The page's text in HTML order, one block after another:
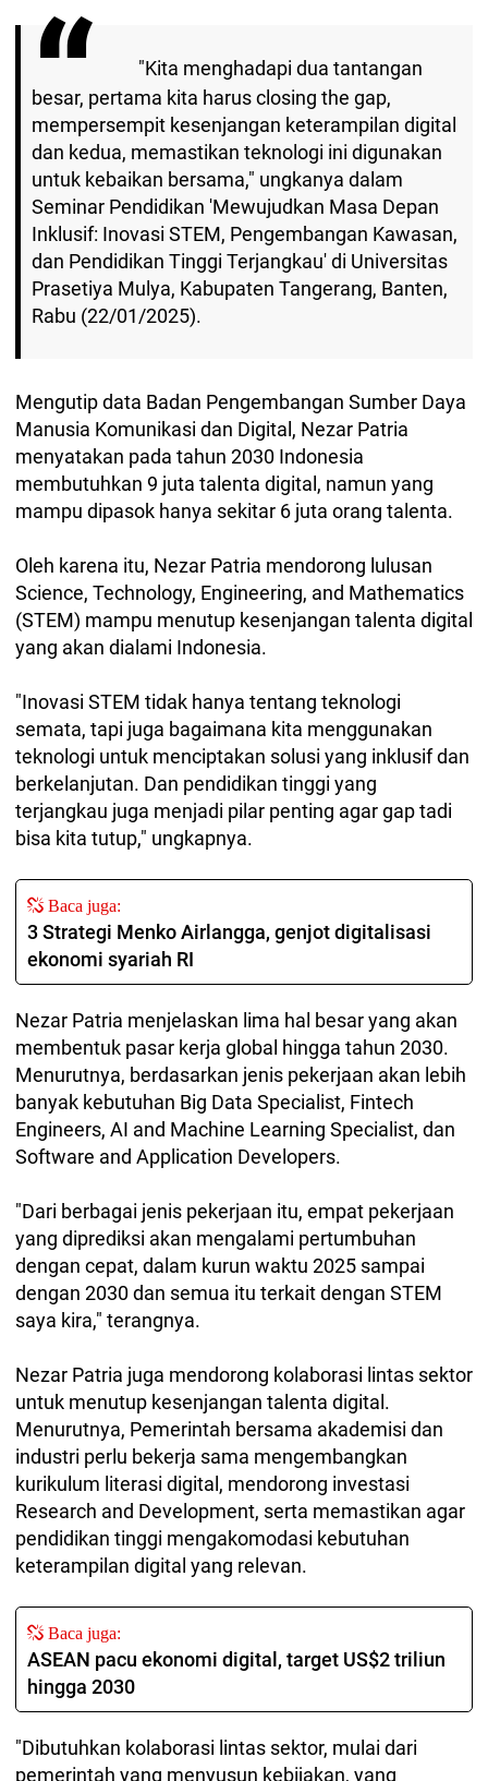
"Kita menghadapi dua tantangan
besar, pertama kita harus closing the gap,
mempersempit kesenjangan keterampilan digital
dan kedua, memastikan teknologi ini digunakan
untuk kebaikan bersama," ungkanya dalam
Seminar Pendidikan 'Mewujudkan Masa Depan
Inklusif: Inovasi STEM, Pengembangan Kawasan,
dan Pendidikan Tinggi Terjangkau' di Universitas
Prasetiya Mulya, Kabupaten Tangerang, Banten,
Rabu (22/01/2025).
Mengutip data Badan Pengembangan Sumber Daya
Manusia Komunikasi dan Digital, Nezar Patria
menyatakan pada tahun 2030 Indonesia
membutuhkan 9 juta talenta digital, namun yang
mampu dipasok hanya sekitar 6 juta orang talenta.
Oleh karena itu, Nezar Patria mendorong lulusan
Science, Technology, Engineering, and Mathematics
(STEM) mampu menutup kesenjangan talenta digital
yang akan dialami Indonesia.
"Inovasi STEM tidak hanya tentang teknologi
semata, tapi juga bagaimana kita menggunakan
teknologi untuk menciptakan solusi yang inklusif dan
berkelanjutan. Dan pendidikan tinggi yang
terjangkau juga menjadi pilar penting agar gap tadi
bisa kita tutup," ungkapnya.
Baca juga:
3 Strategi Menko Airlangga, genjot digitalisasi
ekonomi syariah RI
Nezar Patria menjelaskan lima hal besar yang akan
membentuk pasar kerja global hingga tahun 2030.
Menurutnya, berdasarkan jenis pekerjaan akan lebih
banyak kebutuhan Big Data Specialist, Fintech
Engineers, AI and Machine Learning Specialist, dan
Software and Application Developers.
"Dari berbagai jenis pekerjaan itu, empat pekerjaan
yang diprediksi akan mengalami pertumbuhan
dengan cepat, dalam kurun waktu 2025 sampai
dengan 2030 dan semua itu terkait dengan STEM
saya kira," terangnya.
Nezar Patria juga mendorong kolaborasi lintas sektor
untuk menutup kesenjangan talenta digital.
Menurutnya, Pemerintah bersama akademisi dan
industri perlu bekerja sama mengembangkan
kurikulum literasi digital, mendorong investasi
Research and Development, serta memastikan agar
pendidikan tinggi mengakomodasi kebutuhan
keterampilan digital yang relevan.
Baca juga:
ASEAN pacu ekonomi digital, target US$2 triliun
hingga 2030
"Dibutuhkan kolaborasi lintas sektor, mulai dari
pemerintah yang menyusun kebijakan, yang